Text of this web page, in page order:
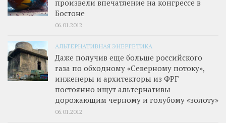
произвели впечатление на конгрессе в
Бостоне
06.01.2012
АЛЬТЕРНАТИВНАЯ ЭНЕРГЕТИКА
Даже получив еще больше российского
газа по обходному «Северному потоку»,
инженеры и архитекторы из ФРГ
постоянно ищут альтернативы
дорожающим черному и голубому «золоту»
06.01.2012